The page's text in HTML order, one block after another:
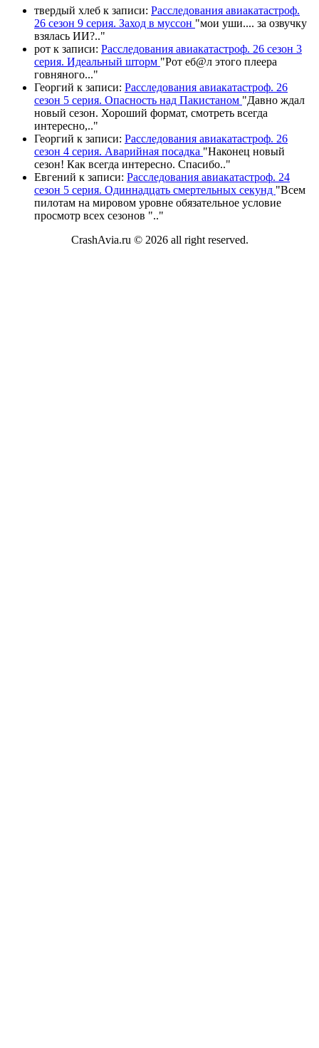
твердый хлеб к записи: Расследования авиакатастроф.
26 сезон 9 серия. Заход в муссон "мои уши.... за озвучку
взялась ИИ?.."
рот к записи: Расследования авиакатастроф. 26 сезон 3
серия. Идеальный шторм "Рот еб@л этого плеера
говняного..."
Георгий к записи: Расследования авиакатастроф. 26
сезон 5 серия. Опасность над Пакистаном "Давно ждал
новый сезон. Хороший формат, смотреть всегда
интересно,.."
Георгий к записи: Расследования авиакатастроф. 26
сезон 4 серия. Аварийная посадка "Наконец новый
сезон! Как всегда интересно. Спасибо.."
Евгений к записи: Расследования авиакатастроф. 24
сезон 5 серия. Одиннадцать смертельных секунд "Всем
пилотам на мировом уровне обязательное условие
просмотр всех сезонов ".."
CrashAvia.ru © 2026 all right reserved.